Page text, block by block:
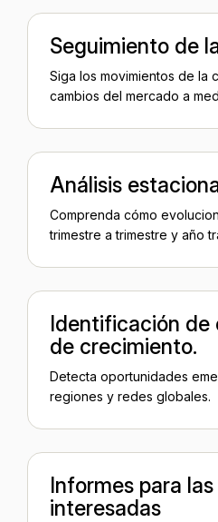
Seguimiento de
Siga los movimientos de la
cambios del mercado a
Análisis
Comprenda cómo
trimestre a trimestre y año
Identificación de
de crecimiento.
Detecta oportunidades
regiones y redes globales.
Informes para
interesadas